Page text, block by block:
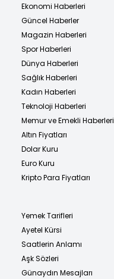
Ekonomi Haberleri
Güncel Haberler
Magazin Haberleri
Spor Haberleri
Dünya Haberleri
Sağlık Haberleri
Kadın Haberleri
Teknoloji Haberleri
Memur ve Emekli Haberleri
Altın Fiyatları
Dolar Kuru
Euro Kuru
Kripto Para Fiyatları
Yemek Tarifleri
Ayetel Kürsi
Saatlerin Anlamı
Aşk Sözleri
Günaydın Mesajları